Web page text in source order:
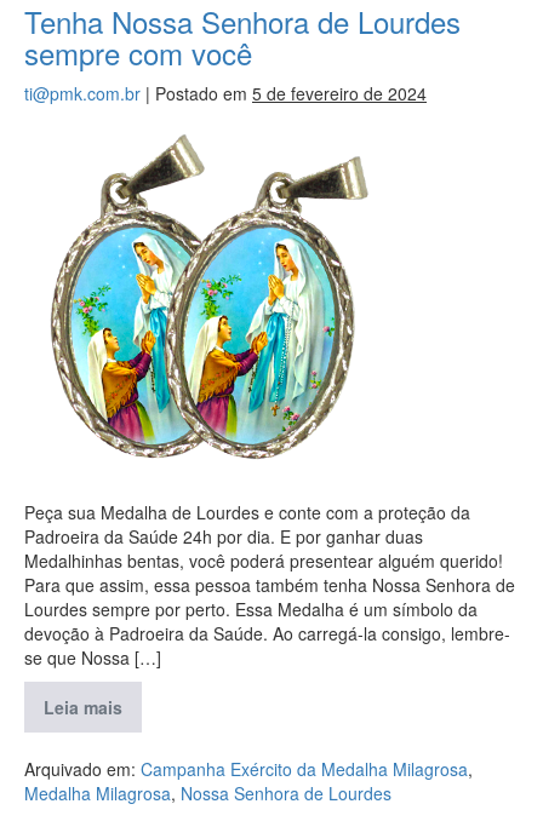
Tenha Nossa Senhora de Lourdes
sempre com você
ti@pmk.com.br | Postado em 5 de fevereiro de 2024
Peça sua Medalha de Lourdes e conte com a proteção da
Padroeira da Saúde 24h por dia. E por ganhar duas
Medalhinhas bentas, você poderá presentear alguém querido!
Para que assim, essa pessoa também tenha Nossa Senhora de
Lourdes sempre por perto. Essa Medalha é um símbolo da
devoção à Padroeira da Saúde. Ao carregá-la consigo, lembre-
se que Nossa […]
Leia mais
Arquivado em: Campanha Exército da Medalha Milagrosa,
Medalha Milagrosa, Nossa Senhora de Lourdes